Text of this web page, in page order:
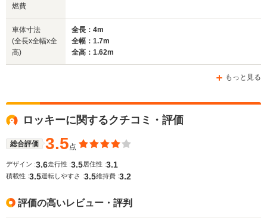
燃費
車体寸法
(全長x全幅x全
高)
全長：4m
全幅：1.7m
全高：1.62m
もっと見る
ロッキーに関するクチコミ・評価
総合評価 3.5点
デザイン :3.6走行性 :3.5居住性 :3.1
積載性 :3.5運転しやすさ :3.5維持費 :3.2
評価の高いレビュー・評判